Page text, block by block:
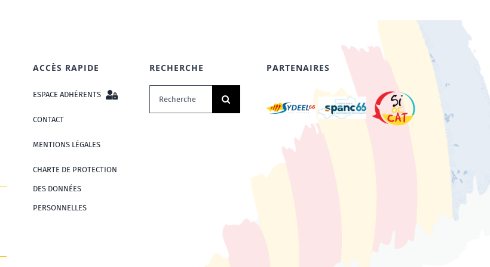
ACCÈS RAPIDE
ESPACE ADHÉRENTS
CONTACT
MENTIONS LÉGALES
CHARTE DE PROTECTION
DES DONNÉES
PERSONNELLES
RECHERCHE
Rechercher:
PARTENAIRES